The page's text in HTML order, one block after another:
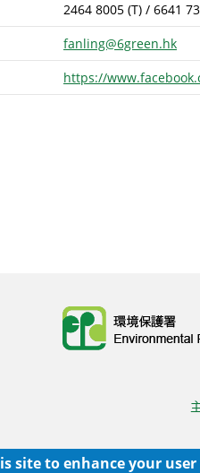
2464 8005 (T) / 6641
fanling@6green.hk
https://
site to enhance your